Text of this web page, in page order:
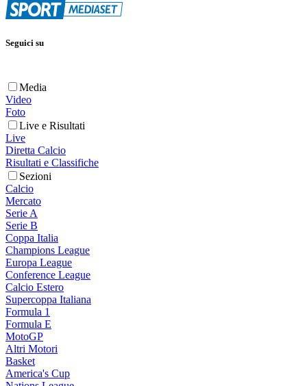
Seguici su
Media
Video
Foto
Live e Risultati
Live
Diretta Calcio
Risultati e Classifiche
Sezioni
Calcio
Mercato
Serie A
Serie B
Coppa Italia
Champions League
Europa League
Conference League
Calcio Estero
Supercoppa Italiana
Formula 1
Formula E
MotoGP
Altri Motori
Basket
America's Cup